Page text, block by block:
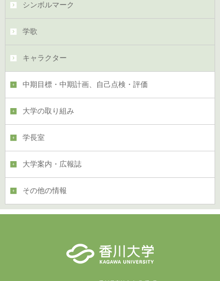
シンボルマーク
学歌
キャラクター
中期目標・中期計画、自己点検・評価
大学の取り組み
学長室
大学案内・広報誌
その他の情報